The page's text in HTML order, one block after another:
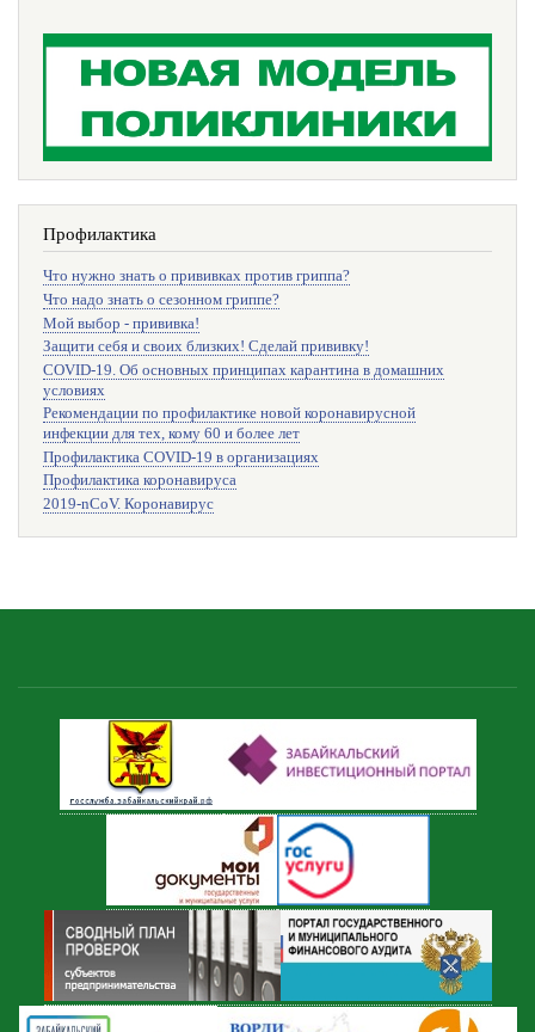
Профилактика
Что нужно знать о прививках против гриппа?
Что надо знать о сезонном гриппе?
Мой выбор - прививка!
Защити себя и своих близких! Сделай прививку!
COVID-19. Об основных принципах карантина в домашних
условиях
Рекомендации по профилактике новой коронавирусной
инфекции для тех, кому 60 и более лет
Профилактика COVID-19 в организациях
Профилактика коронавируса
2019-nCoV. Коронавирус